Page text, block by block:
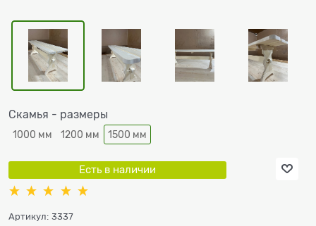
Скамья - размеры
1000 мм 1200 мм 1500 мм
Есть в наличии
Артикул: 3337